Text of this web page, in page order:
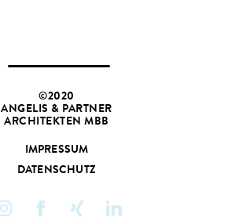
©2020
ANGELIS & PARTNER
ARCHITEKTEN MBB
IMPRESSUM
DATENSCHUTZ